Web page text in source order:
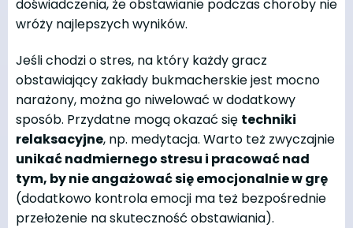
doświadczenia, że obstawianie podczas choroby nie
wróży najlepszych wyników.
Jeśli chodzi o stres, na który każdy gracz
obstawiający zakłady bukmacherskie jest mocno
narażony, można go niwelować w dodatkowy
sposób. Przydatne mogą okazać się techniki
relaksacyjne, np. medytacja. Warto też zwyczajnie
unikać nadmiernego stresu i pracować nad
tym, by nie angażować się emocjonalnie w grę
(dodatkowo kontrola emocji ma też bezpośrednie
przełożenie na skuteczność obstawiania).